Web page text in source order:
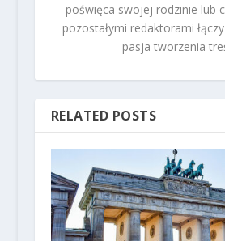
poświęca swojej rodzinie lub
pozostałymi redaktorami
pasja tworzenia
RELATED POSTS